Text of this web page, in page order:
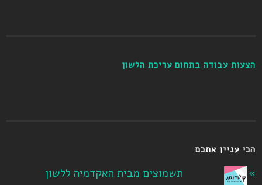
הצעות עבודה בתחום עריכת הלשון
הכי עניין אתכם
תשמוצים מבית האקדמיה ללשון